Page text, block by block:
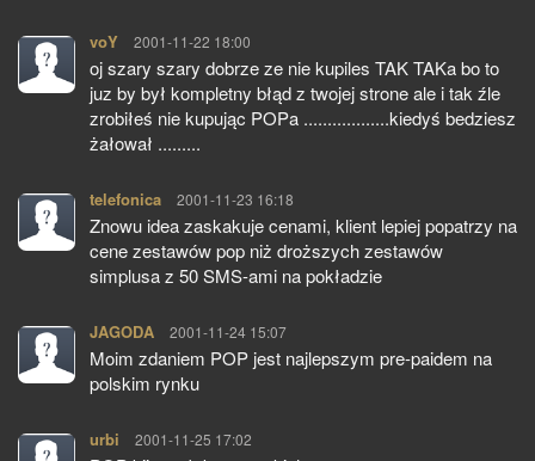
voY pisze:
2001-11-22 18:00
oj szary szary dobrze ze nie kupiles TAK TAKa bo to
juz by był kompletny błąd z twojej strone ale i tak źle
zrobiłeś nie kupując POPa ..................kiedyś bedziesz
żałował .........
telefonica pisze:
2001-11-23 16:18
Znowu idea zaskakuje cenami, klient lepiej popatrzy na
cene zestawów pop niż droższych zestawów
simplusa z 50 SMS-ami na pokładzie
JAGODA pisze:
2001-11-24 15:07
Moim zdaniem POP jest najlepszym pre-paidem na
polskim rynku
urbi pisze:
2001-11-25 17:02